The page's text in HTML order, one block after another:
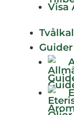
Visa
Guider